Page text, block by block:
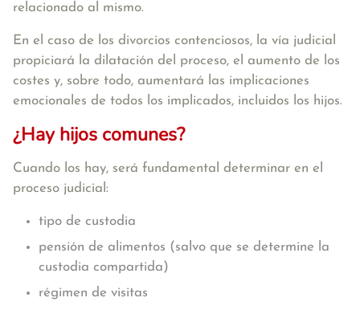
relacionado al mismo.
En el caso de los divorcios contenciosos, la vía judicial
propiciará la dilatación del proceso, el aumento de los
costes y, sobre todo, aumentará las implicaciones
emocionales de todos los implicados, incluidos los hijos.
¿Hay hijos comunes?
Cuando los hay, será fundamental determinar en el
proceso judicial:
tipo de custodia
pensión de alimentos (salvo que se determine la
custodia compartida)
régimen de visitas